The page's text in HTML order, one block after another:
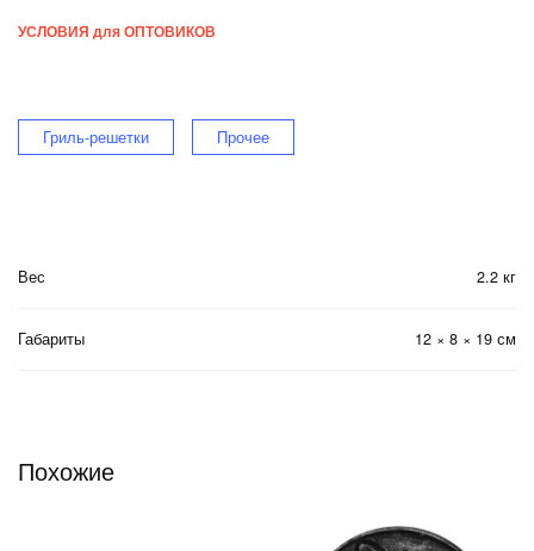
УСЛОВИЯ для ОПТОВИКОВ
Гриль-решетки Прочее
Вес 2.2 кг
Габариты 12 × 8 × 19 см
Похожие